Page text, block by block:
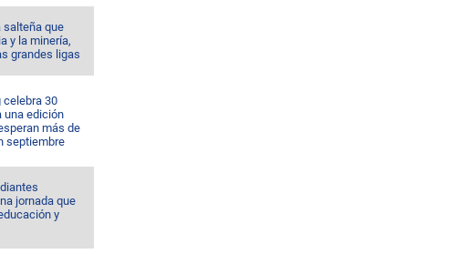
salteña que
y la minería,
grandes ligas
celebra 30
una edición
más de
septiembre
jornada que
y